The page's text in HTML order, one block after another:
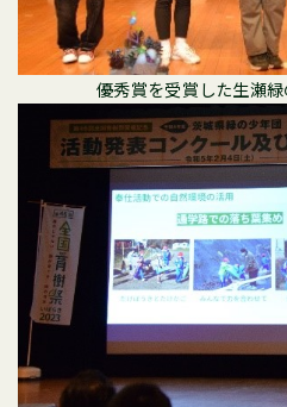
優秀賞を受賞した生瀬緑